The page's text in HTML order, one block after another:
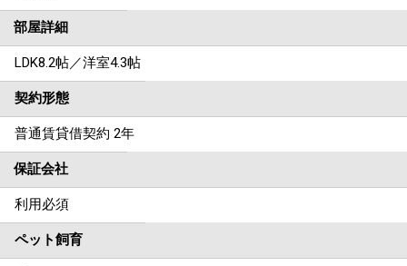
部屋詳細
LDK8.2帖／洋室4.3帖
契約形態
普通賃貸借契約 2年
保証会社
利用必須
ペット飼育